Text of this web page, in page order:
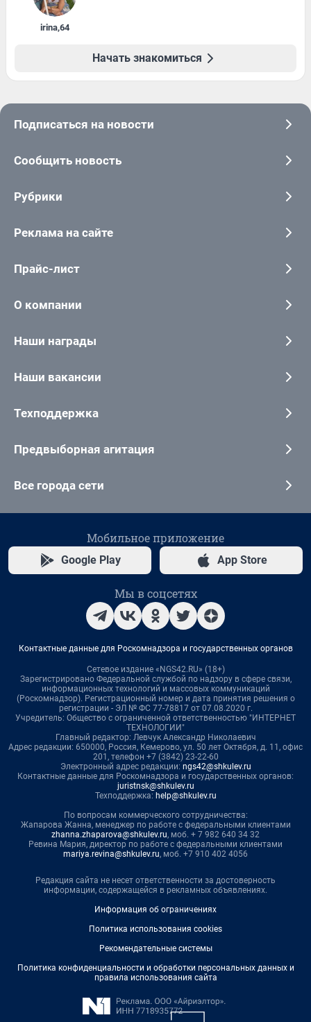
irina,64
Начать знакомиться
Подписаться на новости
Сообщить новость
Рубрики
Реклама на сайте
Прайс-лист
О компании
Наши награды
Наши вакансии
Техподдержка
Предвыборная агитация
Все города сети
Мобильное приложение
Google Play App Store
Мы в соцсетях
Контактные данные для Роскомнадзора и государственных органов
Сетевое издание «NGS42.RU» (18+)
Зарегистрировано Федеральной службой по надзору в сфере связи,
информационных технологий и массовых коммуникаций
(Роскомнадзор). Регистрационный номер и дата принятия решения о
регистрации - ЭЛ № ФС 77-78817 от 07.08.2020 г.
Учредитель: Общество с ограниченной ответственностью "ИНТЕРНЕТ
ТЕХНОЛОГИИ"
Главный редактор: Левчук Александр Николаевич
Адрес редакции: 650000, Россия, Кемерово, ул. 50 лет Октября, д. 11, офис
201, телефон +7 (3842) 23-22-60
Электронный адрес редакции: ngs42@shkulev.ru
Контактные данные для Роскомнадзора и государственных органов:
juristnsk@shkulev.ru
Техподдержка: help@shkulev.ru
По вопросам коммерческого сотрудничества:
Жапарова Жанна, менеджер по работе с федеральными клиентами
zhanna.zhaparova@shkulev.ru, моб. + 7 982 640 34 32
Ревина Мария, директор по работе с федеральными клиентами
mariya.revina@shkulev.ru, моб. +7 910 402 4056
Редакция сайта не несет ответственности за достоверность
информации, содержащейся в рекламных объявлениях.
Информация об ограничениях
Политика использования cookies
Рекомендательные системы
Политика конфиденциальности и обработки персональных данных и
правила использования сайта